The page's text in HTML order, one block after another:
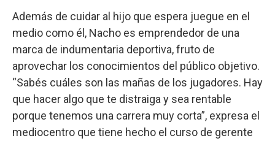
Además de cuidar al hijo que espera juegue en el
medio como él, Nacho es emprendedor de una
marca de indumentaria deportiva, fruto de
aprovechar los conocimientos del público objetivo.
“Sabés cuáles son las mañas de los jugadores. Hay
que hacer algo que te distraiga y sea rentable
porque tenemos una carrera muy corta”, expresa el
mediocentro que tiene hecho el curso de gerente